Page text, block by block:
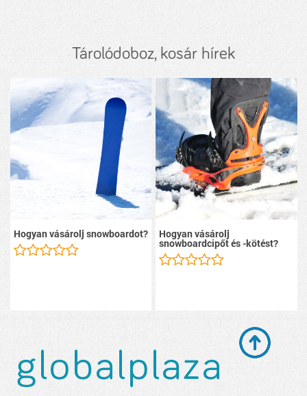
Tárolódoboz, kosár hírek
Hogyan vásárolj snowboardot? Hogyan vásárolj
snowboardcipőt és -kötést?